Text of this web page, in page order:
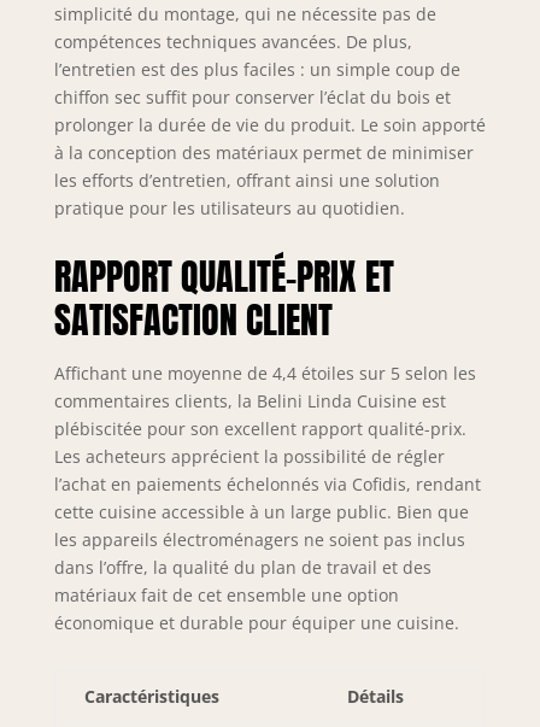
intégrée des
couverts en
polymère ABS
robuste pour une
visibilité optimale
et une utilisation
efficace de
l’espace. Design
ergonomique pour
confortable et une
organisation
parfaite au
quotidien.
PROTECTION
NEXUS PRO++ &
LONGÉVITÉ – Les
chants en
polymère ABS
résistants
protègent toutes
les arêtes et
surfaces contre les
rayures, les chocs
et l’usure. Le
simplicité du montage, qui ne nécessite pas de
compétences techniques avancées. De plus,
l’entretien est des plus faciles : un simple coup de
chiffon sec suffit pour conserver l’éclat du bois et
prolonger la durée de vie du produit. Le soin apporté
à la conception des matériaux permet de minimiser
les efforts d’entretien, offrant ainsi une solution
pratique pour les utilisateurs au quotidien.
RAPPORT QUALITÉ-PRIX ET
SATISFACTION CLIENT
Affichant une moyenne de 4,4 étoiles sur 5 selon les
commentaires clients, la Belini Linda Cuisine est
plébiscitée pour son excellent rapport qualité-prix.
Les acheteurs apprécient la possibilité de régler
l’achat en paiements échelonnés via Cofidis, rendant
cette cuisine accessible à un large public. Bien que
les appareils électroménagers ne soient pas inclus
dans l’offre, la qualité du plan de travail et des
matériaux fait de cet ensemble une option
économique et durable pour équiper une cuisine.
Caractéristiques Détails